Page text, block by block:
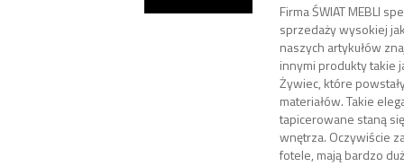
Firma ŚWIAT MEBLI
sprzedaży wysokiej
naszych artykułów
innymi produkty takie
Żywiec, które
materiałów. Takie
tapicerowane staną
wnętrza. Oczywiście
fotele, mają bardzo